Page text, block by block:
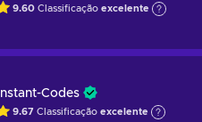
9.60 Classificação excelente
Instant-Codes
9.67 Classificação excelente